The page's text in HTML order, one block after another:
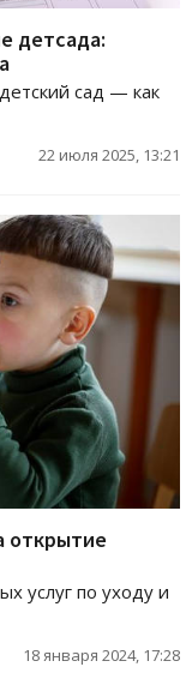
детсада:
сад — как
22 июля 2025, 13:21
открытие
услуг по уходу и
18 января 2024, 17:28